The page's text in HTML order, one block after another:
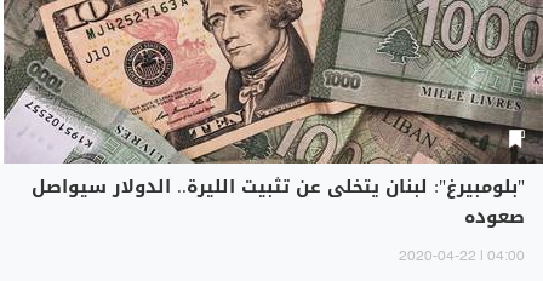
"بلومبيرغ": لبنان يتخلى عن تثبيت الليرة.. الدولار سيواصل
صعوده
04:00 | 2020-04-22